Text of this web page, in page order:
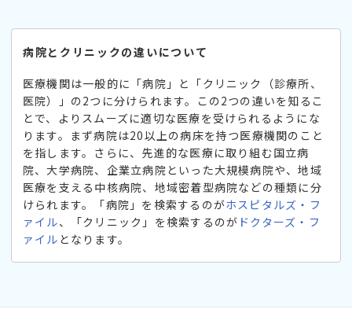
病院とクリニックの違いについて
医療機関は一般的に「病院」と「クリニック（診療所、
医院）」の2つに分けられます。この2つの違いを知るこ
とで、よりスムーズに適切な医療を受けられるようにな
ります。まず病院は20以上の病床を持つ医療機関のこと
を指します。さらに、先進的な医療に取り組む国立病
院、大学病院、企業立病院といった大規模病院や、地域
医療を支える中核病院、地域密着型病院などの種類に分
けられます。「病院」を検索するのがホスピタルズ・フ
ァイル、「クリニック」を検索するのが ドクターズ・フ
ァイル となります。